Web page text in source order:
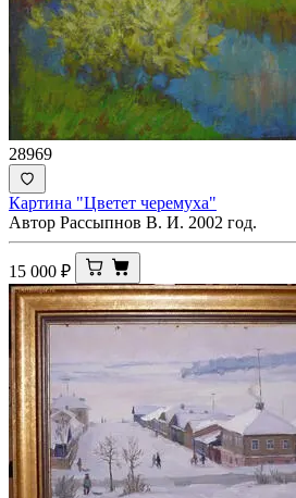
28969
Картина "Цветет черемуха"
Автор Рассыпнов В. И. 2002 год.
15 000 ₽